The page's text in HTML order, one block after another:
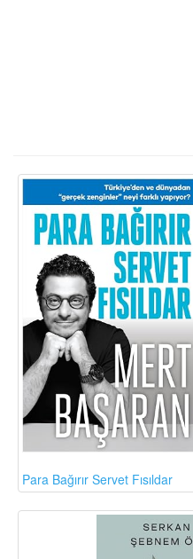
Para Bağırır Servet Fısıldar